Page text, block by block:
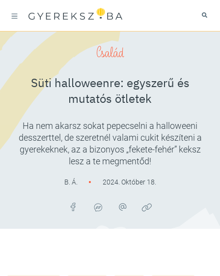
Család
Süti halloweenre: egyszerű és
mutatós ötletek
Ha nem akarsz sokat pepecselni a halloweeni
desszerttel, de szeretnél valami cukit készíteni a
gyerekeknek, az a bizonyos „fekete-fehér” keksz
lesz a te megmentőd!
B. Á. 2024. Október 18.